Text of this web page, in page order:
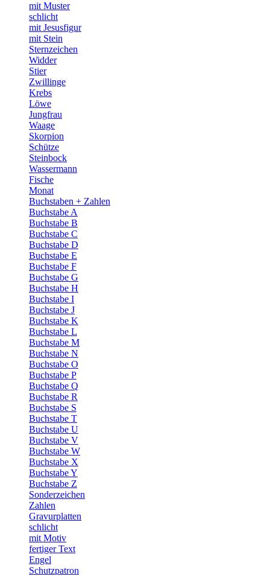
mit Muster
schlicht
mit Jesusfigur
mit Stein
Sternzeichen
Widder
Stier
Zwillinge
Krebs
Löwe
Jungfrau
Waage
Skorpion
Schütze
Steinbock
Wassermann
Fische
Monat
Buchstaben + Zahlen
Buchstabe A
Buchstabe B
Buchstabe C
Buchstabe D
Buchstabe E
Buchstabe F
Buchstabe G
Buchstabe H
Buchstabe I
Buchstabe J
Buchstabe K
Buchstabe L
Buchstabe M
Buchstabe N
Buchstabe O
Buchstabe P
Buchstabe Q
Buchstabe R
Buchstabe S
Buchstabe T
Buchstabe U
Buchstabe V
Buchstabe W
Buchstabe X
Buchstabe Y
Buchstabe Z
Sonderzeichen
Zahlen
Gravurplatten
schlicht
mit Motiv
fertiger Text
Engel
Schutzpatron